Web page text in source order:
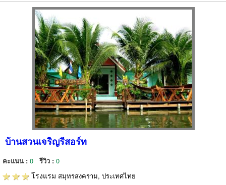
บ้านสวนเจริญรีสอร์ท
คะแนน : 0 รีวิว : 0
โรงแรม สมุทรสงคราม, ประเทศไทย